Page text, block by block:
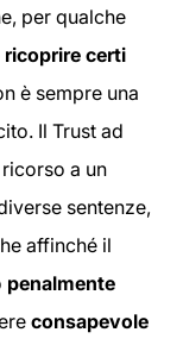
per qualche
certi
è sempre una
Il Trust ad
a un
sentenze,
affinché il
penalmente
consapevole